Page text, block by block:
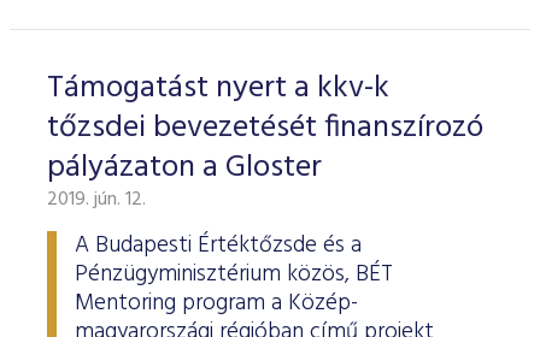
Támogatást nyert a kkv-k
tőzsdei bevezetését finanszírozó
pályázaton a Gloster
2019. jún. 12.
A Budapesti Értéktőzsde és a
Pénzügyminisztérium közös, BÉT
Mentoring program a Közép-